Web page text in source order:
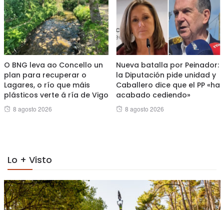
O BNG leva ao Concello un
plan para recuperar o
Lagares, o río que máis
plásticos verte á ría de Vigo
Posted
8 agosto 2026
Nueva batalla por Peinador:
la Diputación pide unidad y
Caballero dice que el PP «ha
acabado cediendo»
Posted
8 agosto 2026
Lo + Visto